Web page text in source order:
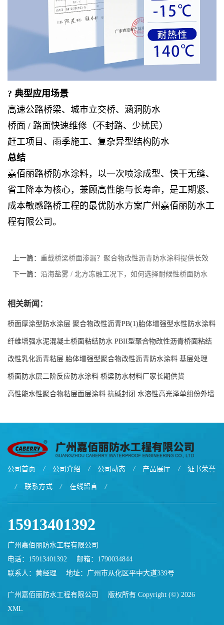
? 典型应用场景
高速公路桥梁、城市立交桥、涵洞防水
桥面 / 路面快速维修（不封路、少扰民）
赶工项目、雨季施工、复杂异型结构防水
总结
嘉佰丽路桥防水涂料，以一次喷涂成型、快干无缝、
省工降本为核心，兼顾高性能与长寿命，是工期紧、
成本敏感路桥工程的最优防水方案广州嘉佰丽防水工
程有限公司。
上一篇： 重载桥梁桥面渗漏？聚合物改性沥青防水涂料提供长效
防护
下一篇： 沿海盐雾 / 北方冻融工况下，如何选择耐候性桥面防水
相关新闻：
桥面厚涂型防水涂层 聚合物改性沥青PB(1)胎体增强型水性防水涂料
现货工厂
纤维增强水泥混凝土桥面粘结防水 PBII型聚合物改性沥青桥面粘结
防水涂料源头工厂
改性乳化沥青粘层 胎体增强型聚合物改性沥青防水涂料 基层处理
剂-双层双组份环氧树脂解说
桥面防水层二阶反应防水涂料 桥梁防水材料厂家长期供货
高性能水性聚合物粘层面层涂料 抗碱封闭 水溶性高光泽单组份外墙
公司首页 / 公司介绍 / 公司动态 / 产品展厅 / 证书荣誉
/ 联系方式 / 在线留言 /
15913401392
广州嘉佰丽防水工程有限公司
电话：15913401392
邮箱： 1790034844
联系人：黄经理
地址：广州市从化区平中大道339号
广州嘉佰丽防水工程有限公司
版权所有 Copyright (©) 2026
XML